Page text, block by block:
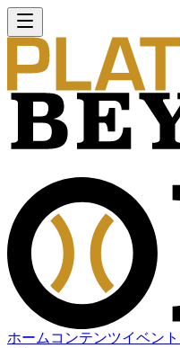
ホーム コンテンツイベント